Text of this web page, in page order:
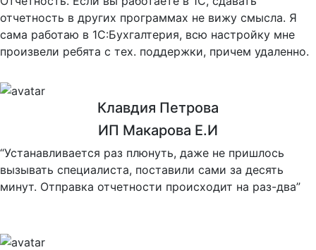
отчетность в других программах не вижу смысла. Я
сама работаю в 1С:Бухгалтерия, всю настройку мне
произвели ребята с тех. поддержки, причем удаленно.
Клавдия Петрова
ИП Макарова Е.И
“Устанавливается раз плюнуть, даже не пришлось
вызывать специалиста, поставили сами за десять
минут. Отправка отчетности происходит на раз-два”